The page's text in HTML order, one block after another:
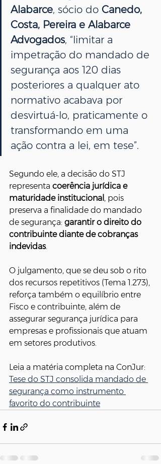
Alabarce, sócio do Canedo,
Costa, Pereira e Alabarce
Advogados, “limitar a
impetração do mandado de
segurança aos 120 dias
posteriores a qualquer ato
normativo acabava por
desvirtuá-lo, praticamente o
transformando em uma
ação contra a lei, em tese”.
Segundo ele, a decisão do STJ
representa coerência jurídica e
maturidade institucional , pois
preserva a finalidade do mandado
de segurança: garantir o direito do
contribuinte diante de cobranças
indevidas.
O julgamento, que se deu sob o rito
dos recursos repetitivos (Tema 1.273),
reforça também o equilíbrio entre
Fisco e contribuinte, além de
assegurar segurança jurídica para
empresas e profissionais que atuam
em setores produtivos.
Leia a matéria completa na ConJur:
Tese do STJ consolida mandado de
segurança como instrumento
favorito do contribuinte